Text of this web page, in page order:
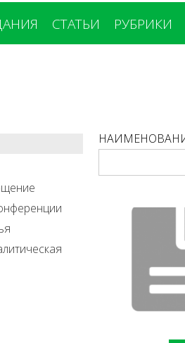
СТАТЬИ РУБРИКИ